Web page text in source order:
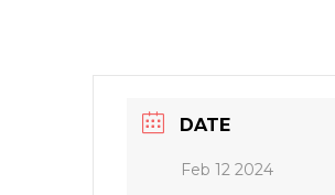
DATE
Feb 12 2024